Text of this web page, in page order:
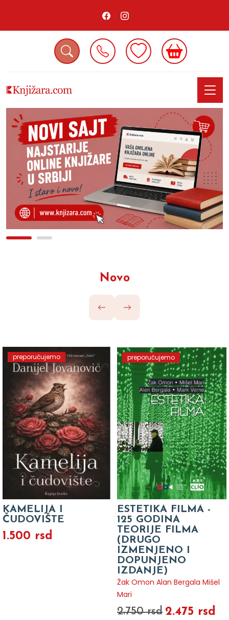
Novo
preporučujemo
KAMELIJA I
ČUDOVIŠTE
1.500 rsd
preporučujemo
ESTETIKA FILMA -
125 GODINA
TEORIJE FILMA
(DRUGO
IZMENJENO I
DOPUNJENO
IZDANJE)
Žak Omon Alan Bergala Mišel
Mari
2.750 rsd 2.475 rsd